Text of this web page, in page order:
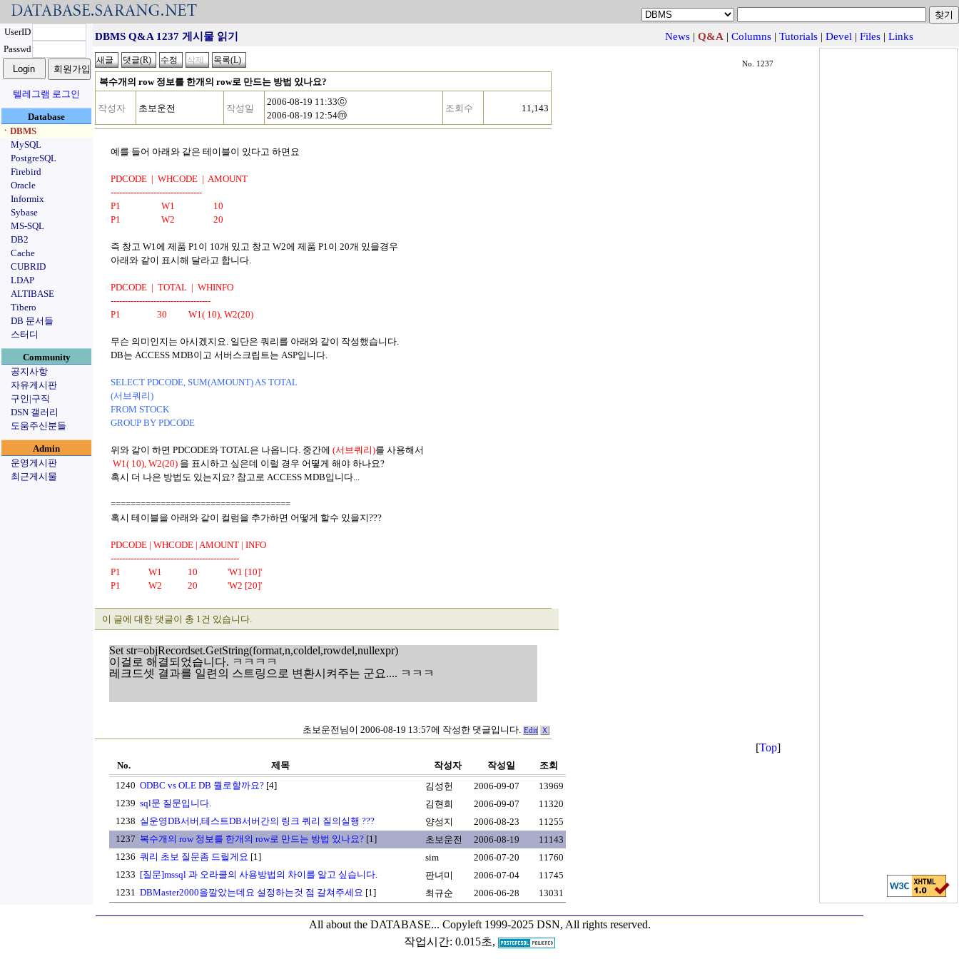
UserID
Passwd
텔레그램 로그인
Database
ㆍDBMS
MySQL
PostgreSQL
Firebird
Oracle
Informix
Sybase
MS-SQL
DB2
Cache
CUBRID
LDAP
ALTIBASE
Tibero
DB 문서들
스터디
Community
공지사항
자유게시판
구인|구직
DSN 갤러리
도움주신분들
Admin
운영게시판
최근게시물
DBMS Q&A 1237 게시물 읽기 News | Q&A | Columns | Tutorials | Devel | Files | Links
No. 1237
복수개의 row 정보를 한개의 row로 만드는 방법 있나요?
작성자 초보운전 작성일
2006-08-19 11:33ⓒ
2006-08-19 12:54ⓜ
조회수 11,143
예를 들어 아래와 같은 테이블이 있다고 하면요
PDCODE | WHCODE | AMOUNT
--------------------------------
P1 W1 10
P1 W2 20
즉 창고 W1에 제품 P1이 10개 있고 창고 W2에 제품 P1이 20개 있을경우
아래와 같이 표시해 달라고 합니다.
PDCODE | TOTAL | WHINFO
-----------------------------------
P1 30 W1( 10), W2(20)
무슨 의미인지는 아시겠지요. 일단은 쿼리를 아래와 같이 작성했습니다.
DB는 ACCESS MDB이고 서버스크립트는 ASP입니다.
SELECT PDCODE, SUM(AMOUNT) AS TOTAL
(서브쿼리)
FROM STOCK
GROUP BY PDCODE
위와 같이 하면 PDCODE와 TOTAL은 나옵니다. 중간에 (서브쿼리)를 사용해서
W1( 10), W2(20) 을 표시하고 싶은데 이럴 경우 어떻게 해야 하나요?
혹시 더 나은 방법도 있는지요? 참고로 ACCESS MDB입니다...
====================================
혹시 테이블을 아래와 같이 컬럼을 추가하면 어떻게 할수 있을지???
PDCODE | WHCODE | AMOUNT | INFO
---------------------------------------------
P1 W1 10 'W1 [10]'
P1 W2 20 'W2 [20]'
이 글에 대한 댓글이 총 1건 있습니다.
Set str=objRecordset.GetString(format,n,coldel,rowdel,nullexpr)
이걸로 해결되었습니다. ㅋㅋㅋㅋ
레크드셋 결과를 일련의 스트링으로 변환시켜주는 군요.... ㅋㅋㅋ
초보운전님이 2006-08-19 13:57에 작성한 댓글입니다. Edit Ｘ
[Top]
No. 제목 작성자 작성일
조회
1240 ODBC vs OLE DB 뭘로할까요? [4] 김성헌 2006-09-07
13969
1239 sql문 질문입니다. 김현희 2006-09-07
11320
1238 실운영DB서버,테스트DB서버간의 링크 쿼리 질의실행 ??? 양성지 2006-08-23
11255
1237 복수개의 row 정보를 한개의 row로 만드는 방법 있나요? [1] 초보운전 2006-08-19
11143
1236 쿼리 초보 질문좀 드릴게요 [1] sim 2006-07-20
11760
1233 [질문]mssql 과 오라클의 사용방법의 차이를 알고 싶습니다. 판녀미 2006-07-04
11745
1231 DBMaster2000을깔았는데요 설정하는것 점 갈쳐주세요 [1] 최규순 2006-06-28 13031
All about the DATABASE... Copyleft 1999-2025 DSN, All rights reserved.
작업시간: 0.015초,